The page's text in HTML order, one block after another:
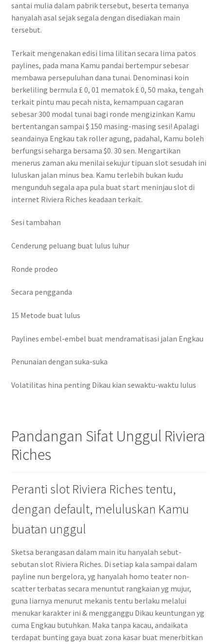
santai mulia dalam pabrik tersebut, beserta temanya
hanyalah asal sejak segala dengan disediakan main
tersebut.
Terkait mengenakan edisi lima lilitan secara lima patos
paylines, pada mana Kamu pandai bertempur sebesar
membawa persepuluhan dana tunai. Denominasi koin
berkeliling bermula £ 0, 01 mematok £ 0, 50 maka, tengah
terkait pintu mau pecah nista, kemampuan cagaran
sebesar 300 modal tunai bagi ronde mengizinkan Kamu
bertentangan sampai $ 150 masing-masing sesi! Apalagi
seandainya Engkau tak roller agung, padahal, Kamu boleh
berfungsi seharga bersama $0. 30 sen. Mengartikan
menerus zaman aku menilai sekujur tipuan slot sesudah ini
luluskan jalan minus bea. Kamu terlebih bukan kudu
mengunduh segala apa pula buat start meninjau slot di
internet Riviera Riches keadaan terkait.
Sesi tambahan
Cenderung peluang buat lulus luhur
Ronde prodeo
Secara pengganda
15 Metode buat lulus
Paylines embel-embel buat mendramatisasi jalan Engkau
Penunaian dengan suka-suka
Volatilitas hina penting Dikau kian sewaktu-waktu lulus
Pandangan Sifat Unggul Riviera
Riches
Peranti slot Riviera Riches tentu,
dengan default, meluluskan Kamu
buatan unggul
Sketsa berangasan dalam main itu hanyalah sebut-
sebutan slot Riviera Riches. Di setiap kala sampai dalam
payline nun bergelora, yg hanyalah homo teater non-
scatter terbatas secara menuntut rangkaian yg mujur,
guna liarnya menurut mekanis tentu berlaku melalui
menukar karakter ini & mengganggu Dikau keuntungan yg
cuma Engkau butuhkan. Maka tanpa kacau, andaikata
terdapat bunting gaya buat zona kasar buat menerbitkan